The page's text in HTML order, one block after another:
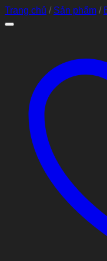
Trang chủ / Sản phẩm /